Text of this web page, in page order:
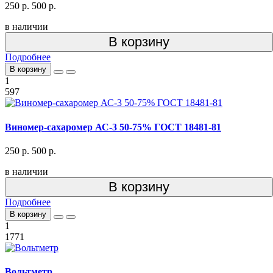
250 р. 500 р.
в наличии
В корзину
Подробнее
В корзину
1
597
Виномер-сахаромер АС-3 50-75% ГОСТ 18481-81
250 р. 500 р.
в наличии
В корзину
Подробнее
В корзину
1
1771